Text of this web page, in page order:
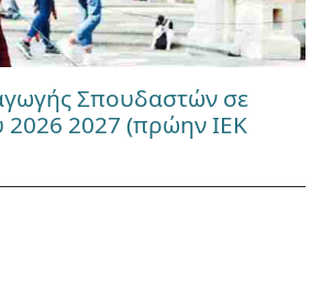
Σπουδαστών σε
2027 (πρώην ΙΕΚ